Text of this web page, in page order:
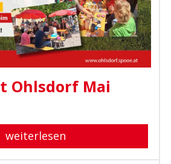
Ohlsdorf Mai
weiterlesen